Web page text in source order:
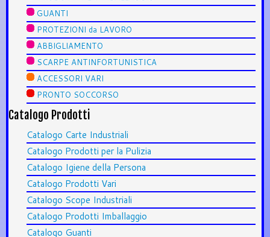
GUANTI
PROTEZIONI da LAVORO
ABBIGLIAMENTO
SCARPE ANTINFORTUNISTICA
ACCESSORI VARI
PRONTO SOCCORSO
Catalogo Prodotti
Catalogo Carte Industriali
Catalogo Prodotti per la Pulizia
Catalogo Igiene della Persona
Catalogo Prodotti Vari
Catalogo Scope Industriali
Catalogo Prodotti Imballaggio
Catalogo Guanti